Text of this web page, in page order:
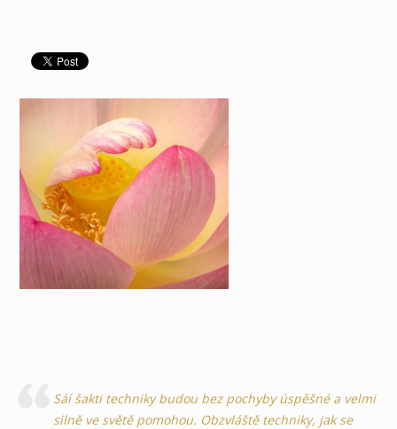
Sáí šakti techniky budou bez pochyby úspěšné a velmi
silně ve světě pomohou. Obzvláště techniky, jak se